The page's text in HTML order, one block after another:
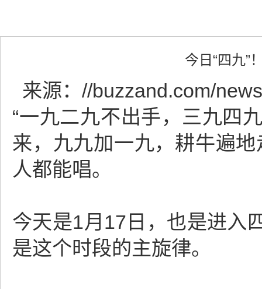
今日“四九”
来源： //buzzand.com/
“一九二九不出手，三九四
来，九九加一九，耕牛遍
人都能唱。
今天是1月17日，也是进入
是这个时段的主旋律。